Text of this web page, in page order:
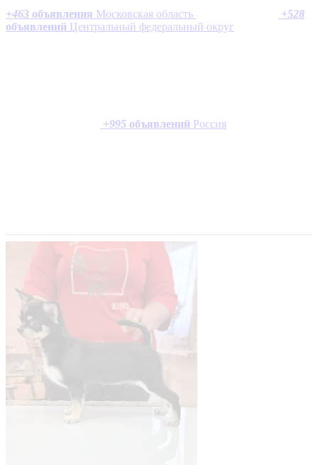
+463 объявления Московская область +528
объявлений Центральный федеральный округ
+995 объявлений Россия